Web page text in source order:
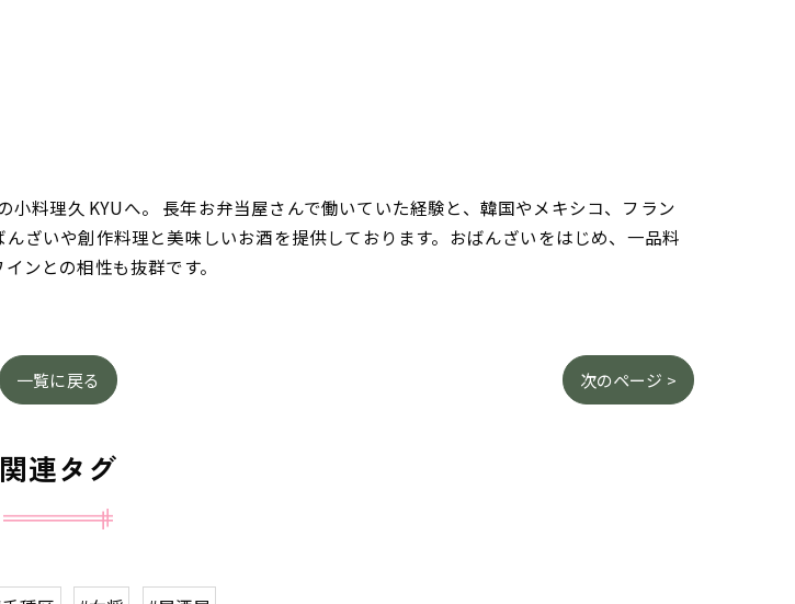
料理久 KYUへ。 長年お弁当屋さんで働いていた経験と、韓国やメキシコ、フラン
ざいや創作料理と美味しいお酒を提供しております。おばんざいをはじめ、一品料
ンとの相性も抜群です。
一覧に戻る 次のページ >
関連タグ